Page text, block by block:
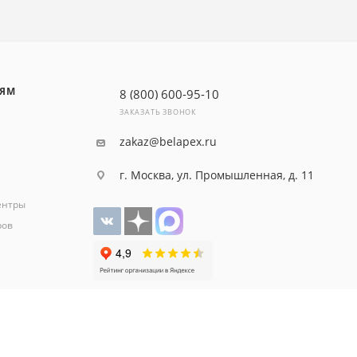
8 (800) 600-95-10
ЗАКАЗАТЬ ЗВОНОК
zakaz@belapex.ru
г. Москва, ул. Промышленная, д. 11